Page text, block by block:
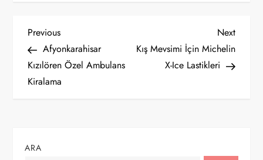
Y
a
z
g
Previous
Post
Previous
Afyonkarahisar
Kızılören Özel Ambulans
Kiralama
Next
Post
Next
Kış Mevsimi İçin Michelin
X-Ice Lastikleri
ARA